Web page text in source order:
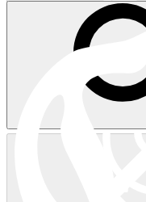
キャロウェイアパレル